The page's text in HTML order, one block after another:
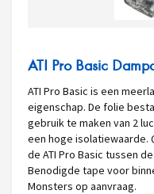
ATI Pro Basic
ATI Pro Basic is een
eigenschap. De folie
gebruik te maken van 2
een hoge isolatiewaarde.
de ATI Pro Basic tussen
Benodigde tape voor
Monsters op aanvraag.